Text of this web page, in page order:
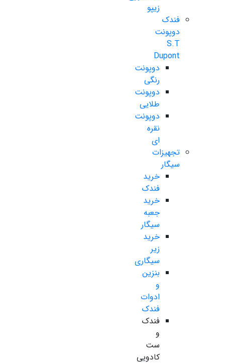
زیپو
فندک
دوپونت
S.T
Dupont
دوپونت
رنگی
دوپونت
طلایی
دوپونت
نقره
ای
تجهیزات
سیگار
خرید
فندک
خرید
جعبه
سیگار
خرید
زیر
سیگاری
بنزین
و
ادوات
فندک
فندک
و
ست
کادویی